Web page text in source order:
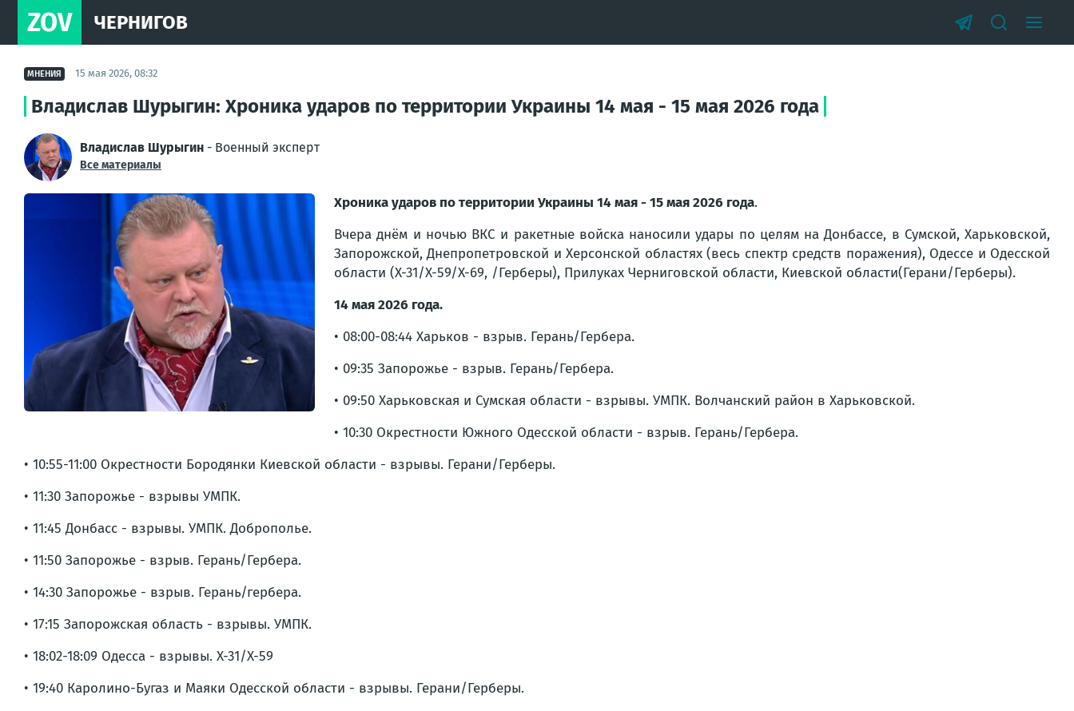
ZOV ЧЕРНИГОВ
МНЕНИЯ 15 мая 2026, 08:32
Владислав Шурыгин: Хроника ударов по территории Украины 14 мая - 15 мая 2026 года
Владислав Шурыгин - Военный эксперт
Все материалы
Хроника ударов по территории Украины 14 мая - 15 мая 2026 года.
Вчера днём и ночью ВКС и ракетные войска наносили удары по целям на Донбассе, в Сумской, Харьковской,
Запорожской, Днепропетровской и Херсонской областях (весь спектр средств поражения), Одессе и Одесской
области (Х-31/Х-59/Х-69, /Герберы), Прилуках Черниговской области, Киевской области(Герани/Герберы).
14 мая 2026 года.
• 08:00-08:44 Харьков - взрыв. Герань/Гербера.
• 09:35 Запорожье - взрыв. Герань/Гербера.
• 09:50 Харьковская и Сумская области - взрывы. УМПК. Волчанский район в Харьковской.
• 10:30 Окрестности Южного Одесской области - взрыв. Герань/Гербера.
• 10:55-11:00 Окрестности Бородянки Киевской области - взрывы. Герани/Герберы.
• 11:30 Запорожье - взрывы УМПК.
• 11:45 Донбасс - взрывы. УМПК. Доброполье.
• 11:50 Запорожье - взрыв. Герань/Гербера.
• 14:30 Запорожье - взрыв. Герань/гербера.
• 17:15 Запорожская область - взрывы. УМПК.
• 18:02-18:09 Одесса - взрывы. Х-31/Х-59
• 19:40 Каролино-Бугаз и Маяки Одесской области - взрывы. Герани/Герберы.